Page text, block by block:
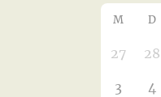
M D
27 28
3 4